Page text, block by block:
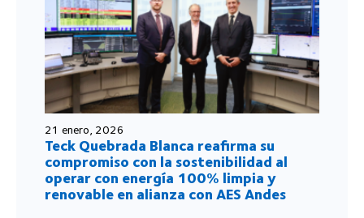
21 enero, 2026
Teck Quebrada Blanca reafirma su
compromiso con la sostenibilidad al
operar con energía 100% limpia y
renovable en alianza con AES Andes